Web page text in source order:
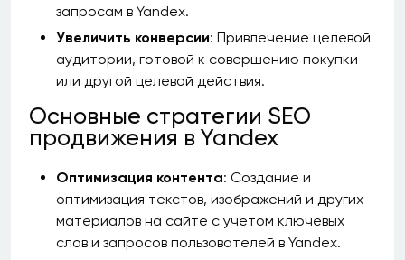
запросам в Yandex.
Увеличить конверсии: Привлечение целевой
аудитории, готовой к совершению покупки
или другой целевой действия.
Основные стратегии SEO
продвижения в Yandex
Оптимизация контента: Создание и
оптимизация текстов, изображений и других
материалов на сайте с учетом ключевых
слов и запросов пользователей в Yandex.